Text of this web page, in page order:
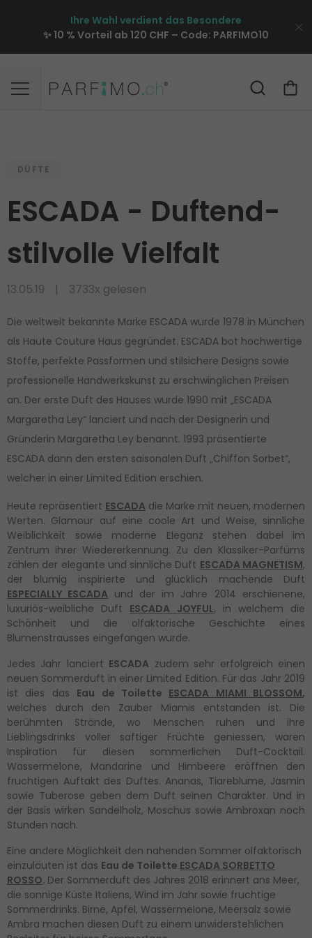
Ihre Wahl verdient das Besondere
✨ 10 % Vorteil ab 120 CHF – Code: PARFIMO10
DÜFTE
ESCADA - Duftend-
stilvolle Vielfalt
13.05.19 3733x gelesen
Die weltweit bekannte Marke ESCADA wurde 1978 in München
als Haute Couture Haus gegründet. ESCADA bot hochwertige
Stoffe, perfekte Passformen und stilsichere Designs sowie
professionelle Handwerkskunst zu erschwinglichen Preisen
an. Der erste Duft des Hauses wurde 1990 mit „ESCADA
Margaretha Ley“ lanciert und nach der Designerin und
Gründerin Margaretha Ley benannt. 1993 präsentierte
ESCADA dann den ersten saisonalen Duft „Chiffon Sorbet“,
welcher in einer Limited Edition erschien.
Heute repräsentiert ESCADA die Marke mit neuen, modernen
Werten. Glamour auf eine coole Art und Weise, sinnliche
Weiblichkeit sowie moderne Eleganz stehen dabei im
Zentrum ihrer Wiedererkennung. Zu den Klassiker-Parfüms
zählen der elegante und sinnliche Duft ESCADA MAGNETISM,
der blumig inspirierte und glücklich machende Duft
ESPECIALLY ESCADA und der im Jahre 2014 erschienene,
luxuriös-weibliche Duft ESCADA JOYFUL, in welchem die
Schönheit und die olfaktorische Geschichte eines
Blumenstrausses eingefangen wurde.
Jedes Jahr lanciert ESCADA zudem sehr erfolgreich einen
neuen Sommerduft in einer Limited Edition. Für das Jahr 2019
ist dies das Eau de Toilette ESCADA MIAMI BLOSSOM,
welches durch den Zauber Miamis entstanden ist. Die
berühmten Strände, wo Menschen ruhen und ihre
Lieblingsdrinks voller saftiger Früchte geniessen, waren
Inspiration für diesen sommerlichen Duft-Cocktail.
Wassermelone, Mandarine und Himbeere eröffnen den
fruchtigen Auftakt des Duftes. Ananas, Tiareblume, Jasmin
sowie Tuberose geben dem Duft seinen Charakter. Und in
der Basis wirken Sandelholz, Moschus sowie Ambroxan noch
Stunden nach.
Eine andere Möglichkeit den nahenden Sommer olfaktorisch
einzuläuten ist das Eau de Toilette ESCADA SORBETTO
ROSSO. Der Sommerduft des Jahres 2018 erinnert ans Meer,
die sonnige Küste Italiens, Wind im Jahr sowie fruchtige
Sommerdrinks. Birne, Apfel, Wassermelone, Meersalz sowie
Ambra machen diesen Duft zu einem unwiderstehlichen